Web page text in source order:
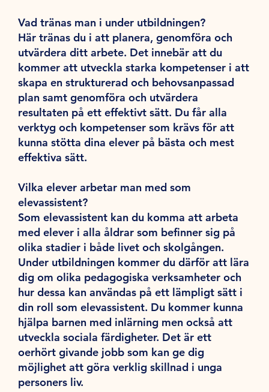
Vad tränas man i under utbildningen?
Här tränas du i att planera, genomföra och
utvärdera ditt arbete. Det innebär att du
kommer att utveckla starka kompetenser i att
skapa en strukturerad och behovsanpassad
plan samt genomföra och utvärdera
resultaten på ett effektivt sätt. Du får alla
verktyg och kompetenser som krävs för att
kunna stötta dina elever på bästa och mest
effektiva sätt.
Vilka elever arbetar man med som
elevassistent?
Som elevassistent kan du komma att arbeta
med elever i alla åldrar som befinner sig på
olika stadier i både livet och skolgången.
Under utbildningen kommer du därför att lära
dig om olika pedagogiska verksamheter och
hur dessa kan användas på ett lämpligt sätt i
din roll som elevassistent. Du kommer kunna
hjälpa barnen med inlärning men också att
utveckla sociala färdigheter. Det är ett
oerhört givande jobb som kan ge dig
möjlighet att göra verklig skillnad i unga
personers liv.